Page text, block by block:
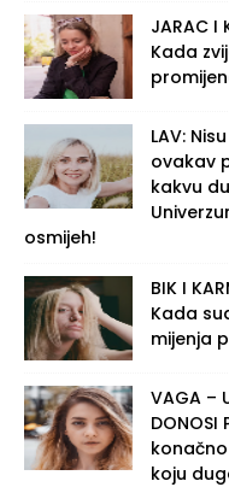
JARAC I
Kada
LAV:
ovakav
kakvu
osmijeh!
BIK I
Kada
mijenja
VAGA –
DONOSI
koju